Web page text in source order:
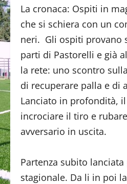
La cronaca: Ospiti in
che si schiera con un
neri. Gli ospiti provano
parti di Pastorelli e già
la rete: uno scontro
di recuperare palla e di
Lanciato in profondità,
incrociare il tiro e
avversario in uscita.
Partenza subito
stagionale. Da li in poi